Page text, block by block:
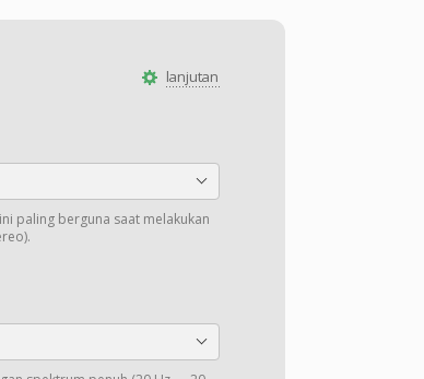
lanjutan
paling berguna saat melakukan